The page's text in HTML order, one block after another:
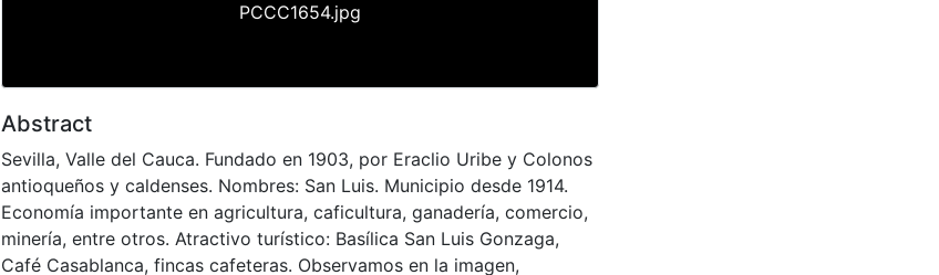
PCCC1654.jpg
Abstract
Sevilla, Valle del Cauca. Fundado en 1903, por Eraclio Uribe y Colonos
antioqueños y caldenses. Nombres: San Luis. Municipio desde 1914.
Economía importante en agricultura, caficultura, ganadería, comercio,
minería, entre otros. Atractivo turístico: Basílica San Luis Gonzaga,
Café Casablanca, fincas cafeteras. Observamos en la imagen,